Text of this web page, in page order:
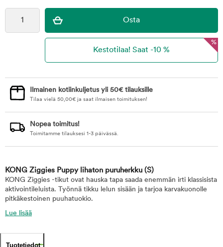
%
Ilmainen kotiinkuljetus yli 50€ tilauksille
Tilaa vielä 50,00€ ja saat ilmaisen toimituksen!
Nopea toimitus!
Toimitamme tilauksesi 1-3 päivässä.
KONG Ziggies Puppy lihaton puruherkku (S)
KONG Ziggies -tikut ovat hauska tapa saada enemmän irti klassisista
aktivointileluista. Työnnä tikku lelun sisään ja tarjoa karvakuonolle
pitkäkestoinen puuhatuokio.
Lue lisää
Tuotetiedot